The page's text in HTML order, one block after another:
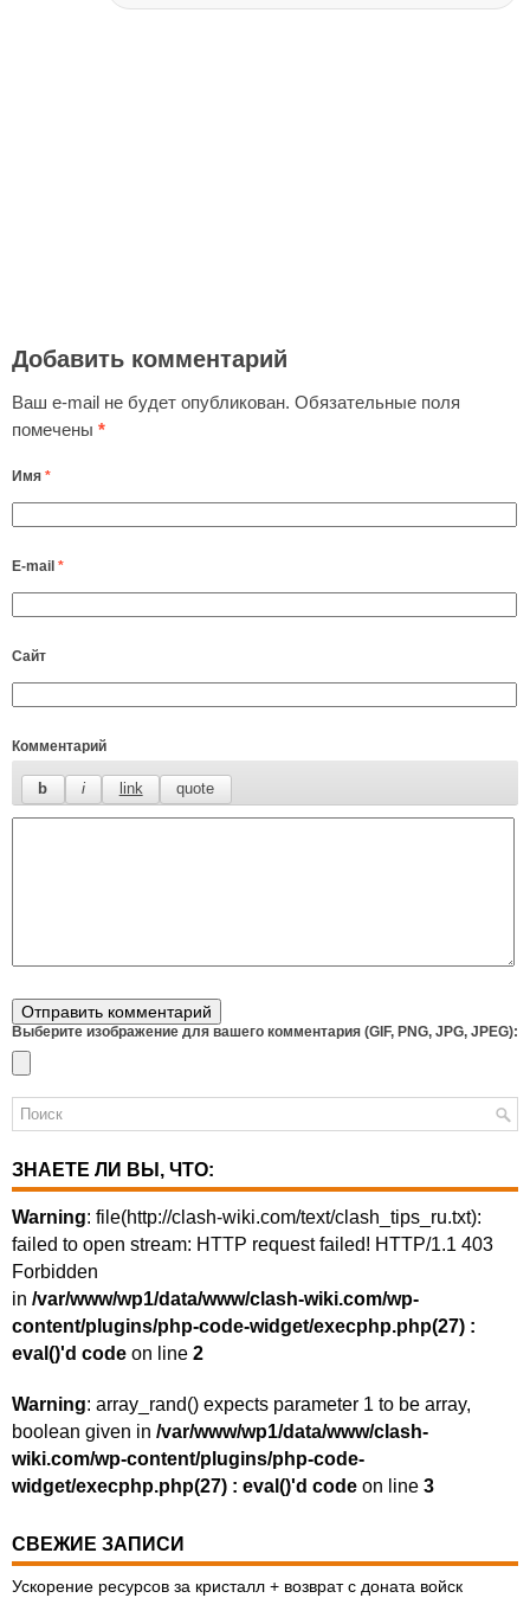
Добавить комментарий
Ваш e-mail не будет опубликован. Обязательные поля
помечены *
Имя *
E-mail *
Сайт
Комментарий
Выберите изображение для вашего комментария (GIF, PNG, JPG, JPEG):
ЗНАЕТЕ ЛИ ВЫ, ЧТО:
Warning: file(http://clash-wiki.com/text/clash_tips_ru.txt):
failed to open stream: HTTP request failed! HTTP/1.1 403
Forbidden
in /var/www/wp1/data/www/clash-wiki.com/wp-
content/plugins/php-code-widget/execphp.php(27) :
eval()'d code on line 2
Warning: array_rand() expects parameter 1 to be array,
boolean given in /var/www/wp1/data/www/clash-
wiki.com/wp-content/plugins/php-code-
widget/execphp.php(27) : eval()'d code on line 3
СВЕЖИЕ ЗАПИСИ
Ускорение ресурсов за кристалл + возврат с доната войск